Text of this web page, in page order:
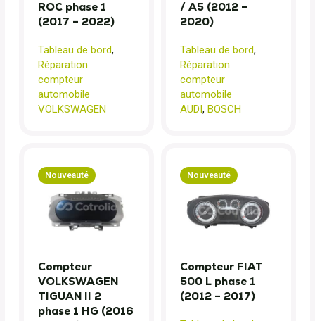
ROC phase 1
(2017 – 2022)
Tableau de bord,
Réparation
compteur
automobile
VOLKSWAGEN
/ A5 (2012 –
2020)
Tableau de bord,
Réparation
compteur
automobile
AUDI, BOSCH
Nouveauté
Compteur
VOLKSWAGEN
TIGUAN II 2
phase 1 HG (2016
Nouveauté
Compteur FIAT
500 L phase 1
(2012 – 2017)